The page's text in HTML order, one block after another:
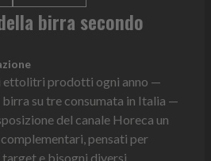
birra secondo
ettolitri prodotti ogni anno —
su tre consumata in Italia —
del canale Horeca un
pensati per
e bisogni diversi